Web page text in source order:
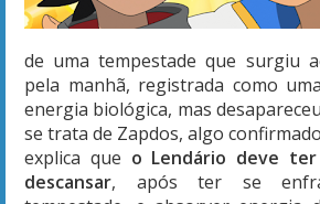
de uma tempestade que surgiu
pela manhã, registrada como
energia biológica, mas
se trata de Zapdos, algo
explica que o Lendário deve
descansar, após ter se